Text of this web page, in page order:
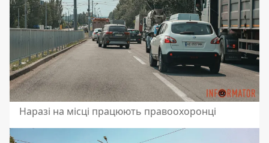
Наразі на місці працюють правоохоронці